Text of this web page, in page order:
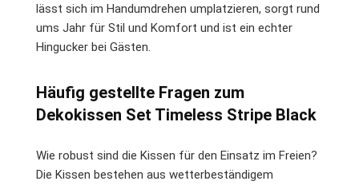
lässt sich im Handumdrehen umplatzieren, sorgt rund
ums Jahr für Stil und Komfort und ist ein echter
Hingucker bei Gästen.
Häufig gestellte Fragen zum
Dekokissen Set Timeless Stripe Black
Wie robust sind die Kissen für den Einsatz im Freien?
Die Kissen bestehen aus wetterbeständigem